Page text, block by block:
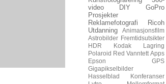
video
DIY
GoPro
Prosjekter
Reklamefotografi
Ricoh
Utdanning
Animasjonsfilm
Astrobilder Fremtidsutsikter
HDR
Kodak
Lagring
Polaroid Red Vanntett Apps
Epson
GPS
Gigapikselbilder
Hasselblad
Konferanser